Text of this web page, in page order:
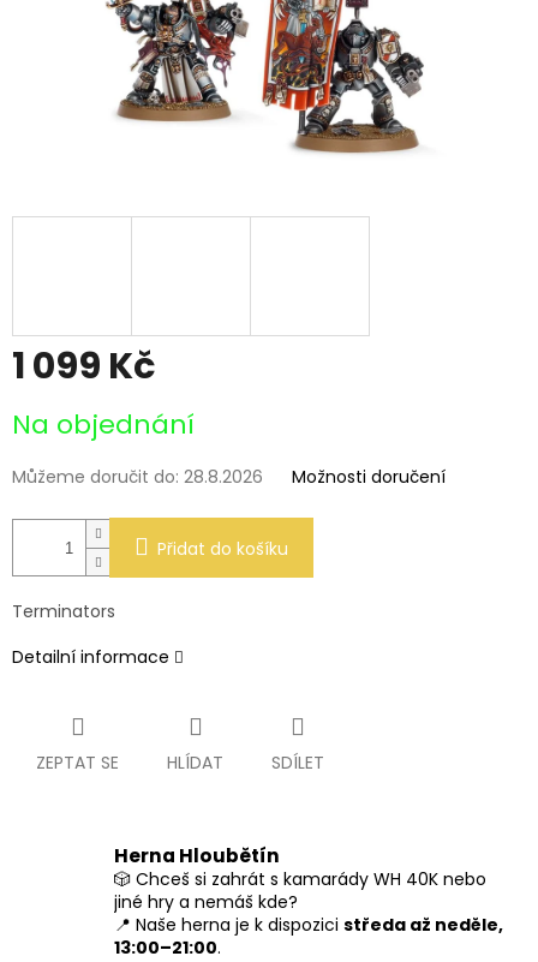
1 099 Kč
cena:
Na objednání
Můžeme doručit do: 28.8.2026 Možnosti doručení
Přidat do košíku
Terminators
Detailní informace
ZEPTAT SE HLÍDAT SDÍLET
Herna Hloubětín
🎲 Chceš si zahrát s kamarády WH 40K nebo
jiné hry a nemáš kde?
📍 Naše herna je k dispozici středa až neděle,
13:00–21:00.